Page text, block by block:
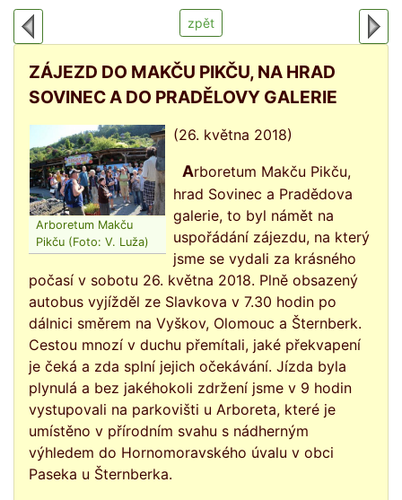
zpět
ZÁJEZD DO MAKČU PIKČU, NA HRAD
SOVINEC A DO PRADĚLOVY GALERIE
Arboretum Makču
Pikču (Foto: V. Luža)
(26. května 2018)
Arboretum Makču Pikču,
hrad Sovinec a Pradědova
galerie, to byl námět na
uspořádání zájezdu, na který
jsme se vydali za krásného
počasí v sobotu 26. května 2018. Plně obsazený
autobus vyjížděl ze Slavkova v 7.30 hodin po
dálnici směrem na Vyškov, Olomouc a Šternberk.
Cestou mnozí v duchu přemítali, jaké překvapení
je čeká a zda splní jejich očekávání. Jízda byla
plynulá a bez jakéhokoli zdržení jsme v 9 hodin
vystupovali na parkovišti u Arboreta, které je
umístěno v přírodním svahu s nádherným
výhledem do Hornomoravského úvalu v obci
Paseka u Šternberka.